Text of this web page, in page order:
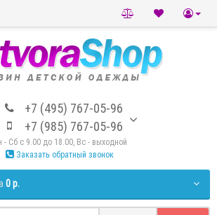
+7 (495) 767-05-96
+7 (985) 767-05-96
- Сб с 9.00 до 18.00, Вс - выходной
Заказать обратный звонок
0 р.